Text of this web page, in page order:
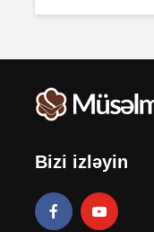
Bizi izləyin